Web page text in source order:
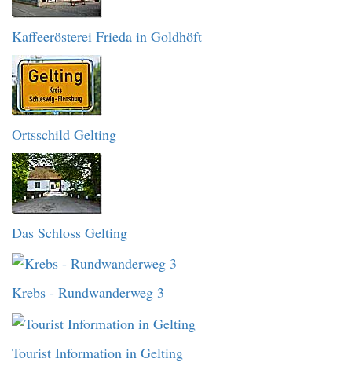
Kaffeerösterei Frieda in Goldhöft
Ortsschild Gelting
Das Schloss Gelting
Krebs - Rundwanderweg 3
Tourist Information in Gelting